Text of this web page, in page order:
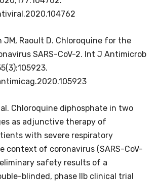
JM, Raoult D. Chloroquine for the
SARS-CoV-2. Int J Antimicrob
Chloroquine diphosphate in two
as adjunctive therapy of
with severe respiratory
context of coronavirus (SARS-CoV-
safety results of a
blinded, phase IIb clinical trial